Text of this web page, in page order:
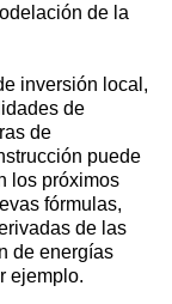
de la
inversión local,
de
de
puede
los próximos
fórmulas,
de las
de energías
ejemplo.